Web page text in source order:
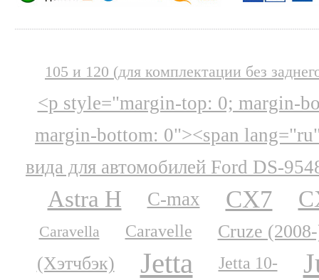
105 и 120 (для комплектации без
<p style="margin-top: 0; margin-
margin-bottom: 0"><span
вида для автомобилей Ford DS-
Astra H C-max CX7
Caravella Caravelle
Cruze
(Хэтчбэк)
Jetta Jetta 10-